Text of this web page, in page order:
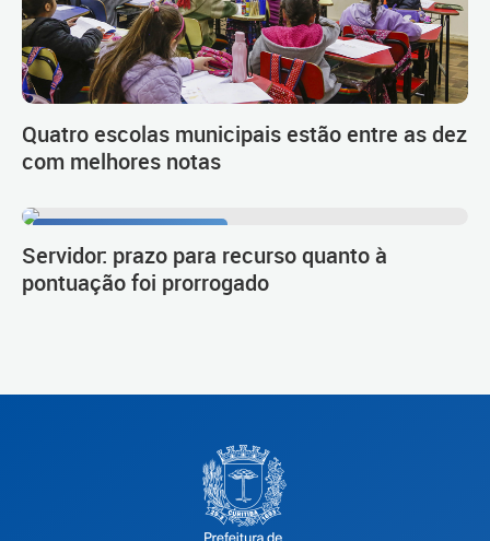
Quatro escolas municipais estão entre as dez
com melhores notas
Servidor: prazo para recurso quanto à
pontuação foi prorrogado